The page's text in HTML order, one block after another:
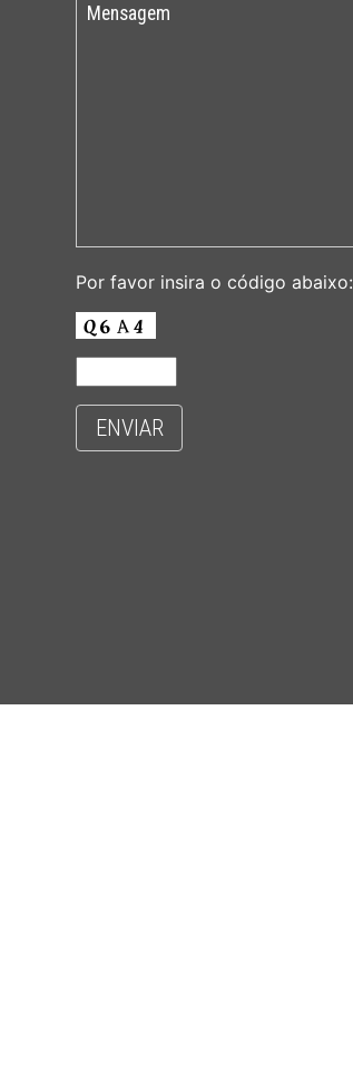
Por favor insira o código abaixo:
ENVIAR